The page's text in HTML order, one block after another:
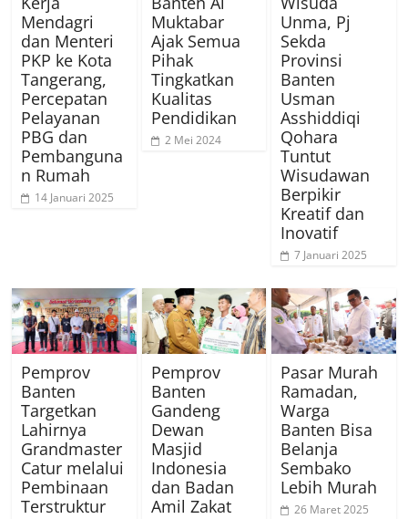
Mendagri
dan Menteri
PKP ke Kota
Tangerang,
Percepatan
Pelayanan
PBG dan
Pembanguna
n Rumah
14 Januari 2025
Muktabar
Ajak Semua
Pihak
Tingkatkan
Kualitas
Pendidikan
2 Mei 2024
Unma, Pj
Sekda
Provinsi
Banten
Usman
Asshiddiqi
Qohara
Tuntut
Wisudawan
Berpikir
Kreatif dan
Inovatif
7 Januari 2025
Pemprov
Banten
Targetkan
Lahirnya
Grandmaster
Catur melalui
Pembinaan
Terstruktur
Pemprov
Banten
Gandeng
Dewan
Masjid
Indonesia
dan Badan
Amil Zakat
Pasar Murah
Ramadan,
Warga
Banten Bisa
Belanja
Sembako
Lebih Murah
26 Maret 2025